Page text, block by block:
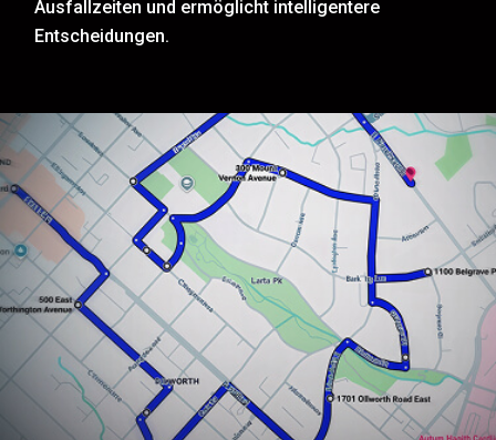
Ausfallzeiten und ermöglicht intelligentere
Entscheidungen.